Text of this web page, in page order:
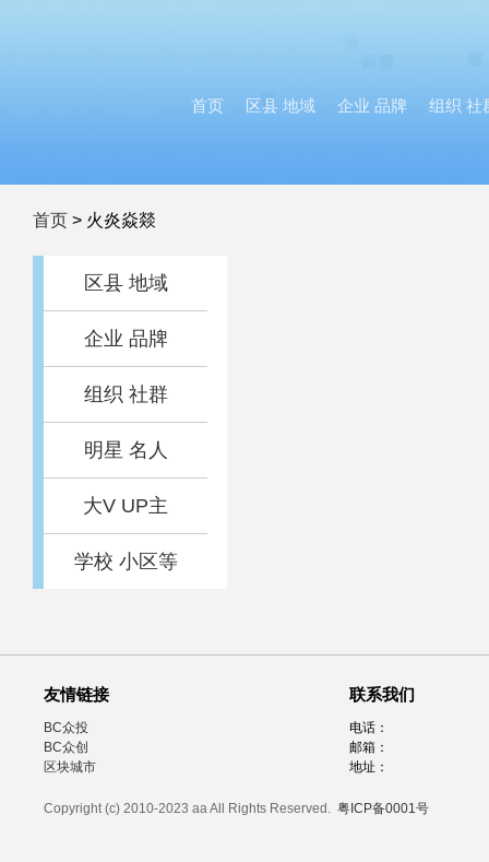
首页 区县 地域 企业 品牌 组织 社
首页 > 火炎焱燚
区县 地域
企业 品牌
组织 社群
明星 名人
大V UP主
学校 小区等
友情链接
BC众投
BC众创
区块城市
联系我们
电话：
邮箱：
地址：
Copyright (c) 2010-2023 aa All Rights Reserved. 粤ICP备0001号